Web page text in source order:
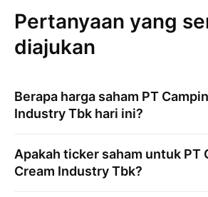
Pertanyaan yang
diajukan
Berapa harga saham PT
Industry Tbk hari ini?
Apakah ticker saham untuk PT
Cream Industry Tbk?